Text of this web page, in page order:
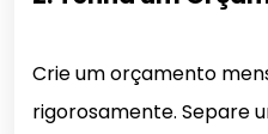
Crie um orçamento
rigorosamente. Separe